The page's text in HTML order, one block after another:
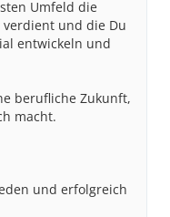
Umfeld die
und die Du
entwickeln und
berufliche Zukunft,
macht.
und erfolgreich